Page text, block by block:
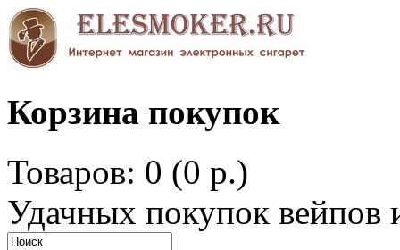
Корзина покупок
Товаров: 0 (0 р.)
Удачных покупок вейпов